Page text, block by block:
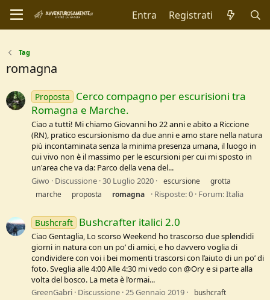
Entra Registrati
Tag
romagna
Proposta
Cerco compagno per escurisioni tra
Romagna e Marche.
Ciao a tutti! Mi chiamo Giovanni ho 22 anni e abito a Riccione
(RN), pratico escursionismo da due anni e amo stare nella natura
più incontaminata senza la minima presenza umana, il luogo in
cui vivo non è il massimo per le escursioni per cui mi sposto in
un'area che va da: Parco della vena del...
Giwo
Discussione 30 Luglio 2020 escursione
grotta
marche
proposta romagna Risposte: 0 Forum:Italia
Bushcraft Bushcrafter italici 2.0
Ciao Gentaglia, Lo scorso Weekend ho trascorso due splendidi
giorni in natura con un po’ di amici, e ho davvero voglia di
condividere con voi i bei momenti trascorsi con l’aiuto di un po’ di
foto. Sveglia alle 4:00 Alle 4:30 mi vedo con @Ory e si parte alla
volta del bosco. La meta è l’ormai...
GreenGabri Discussione 25 Gennaio 2019
bushcraft